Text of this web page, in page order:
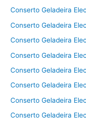
Conserto Geladeira
Conserto Geladeira
Conserto Geladeira
Conserto Geladeira
Conserto Geladeira
Conserto Geladeira
Conserto Geladeira
Conserto Geladeira